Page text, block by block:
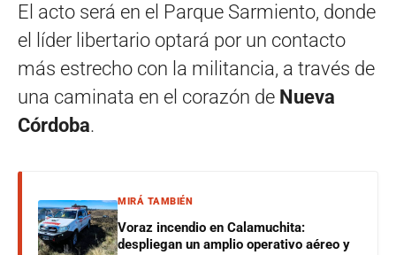
El acto será en el Parque Sarmiento, donde
el líder libertario optará por un contacto
más estrecho con la militancia, a través de
una caminata en el corazón de Nueva
Córdoba.
MIRÁ TAMBIÉN
Voraz incendio en Calamuchita:
despliegan un amplio operativo aéreo y